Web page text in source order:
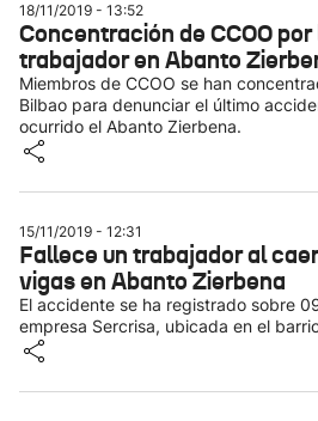
18/11/2019 - 13:52
Concentración de CCOO
trabajador en Abanto
Miembros de CCOO se han
Bilbao para denunciar el último
ocurrido el Abanto Zierbena.
15/11/2019 - 12:31
Fallece un trabajador al
vigas en Abanto Zierbena
El accidente se ha registrado sobre
empresa Sercrisa, ubicada en el